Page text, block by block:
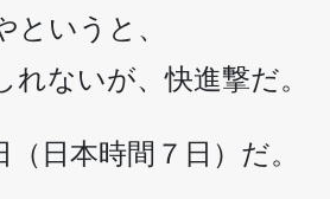
というと、
れないが、快進撃だ。
日本時間７日）だ。